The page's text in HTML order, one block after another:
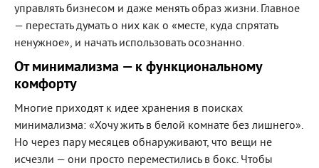
управлять бизнесом и даже менять образ жизни. Главное
— перестать думать о них как о «месте, куда спрятать
ненужное», и начать использовать осознанно.
От минимализма — к функциональному
комфорту
Многие приходят к идее хранения в поисках
минимализма: «Хочу жить в белой комнате без лишнего».
Но через пару месяцев обнаруживают, что вещи не
исчезли — они просто переместились в бокс. Чтобы